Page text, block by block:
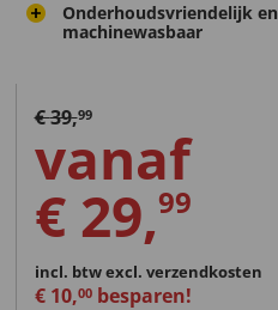
Onderhoudsvriendelijk en
machinewasbaar
€39,99
vanaf
€ 29,99
incl. btwexcl. verzendkosten
€ 10,00besparen!